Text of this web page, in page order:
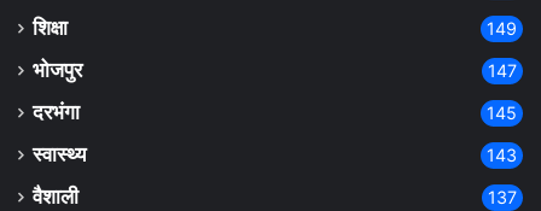
शिक्षा 149
भोजपुर 147
दरभंगा 145
स्वास्थ्य 143
वैशाली 137